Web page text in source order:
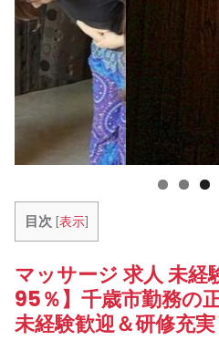
目次 [表示]
マッサージ 求人 未経
95％】千歳市勤務の
未経験歓迎＆研修充実